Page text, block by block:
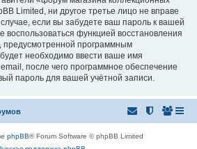
Limited, ни другое третье лицо не вправе
если вы забудете ваш пароль к вашей
воспользоваться функцией восстановления
программным
необходимо ввести ваше имя
после чего программное обеспечение
пароль для вашей учётной записи.
phpBB® Forum Software © phpBB Limited